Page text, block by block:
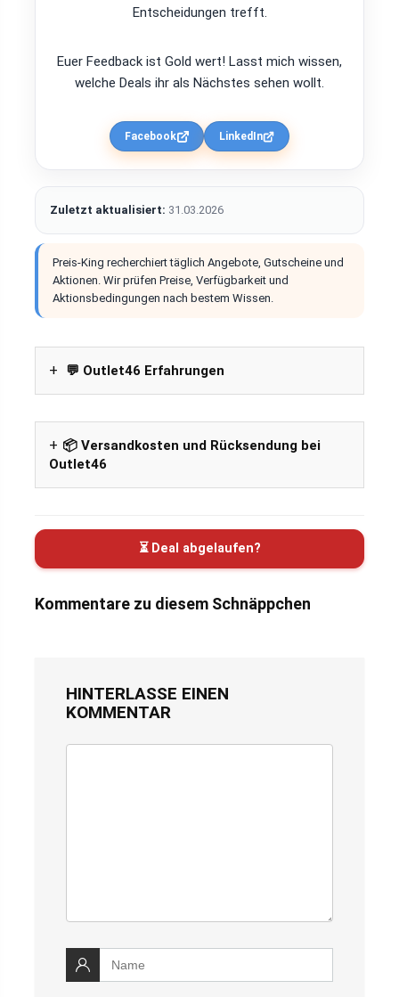
Entscheidungen trefft.
Euer Feedback ist Gold wert! Lasst mich wissen,
welche Deals ihr als Nächstes sehen wollt.
Facebook LinkedIn
Zuletzt aktualisiert: 31.03.2026
Preis-King recherchiert täglich Angebote, Gutscheine und
Aktionen. Wir prüfen Preise, Verfügbarkeit und
Aktionsbedingungen nach bestem Wissen.
💬 Outlet46 Erfahrungen
📦 Versandkosten und Rücksendung bei
Outlet46
⏳ Deal abgelaufen?
Kommentare zu diesem Schnäppchen
HINTERLASSE EINEN
KOMMENTAR